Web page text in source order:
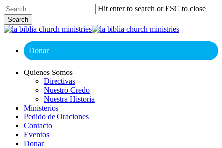
Skip
to
main
content
Hit enter to search or ESC to close
Search
Close
Donar
Menu
Quienes Somos
Directivas
Nuestro Credo
Nuestra Historia
Ministerios
Pedido de Oraciones
Contacto
Eventos
Donar